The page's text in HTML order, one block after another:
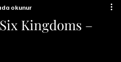
Kingdoms –
okunur